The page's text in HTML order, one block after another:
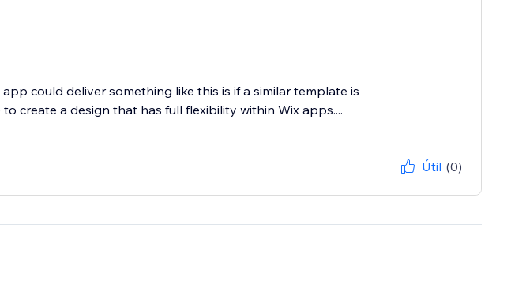
could deliver something like this is if a similar template is
create a design that has full flexibility within Wix apps....
Útil (0)